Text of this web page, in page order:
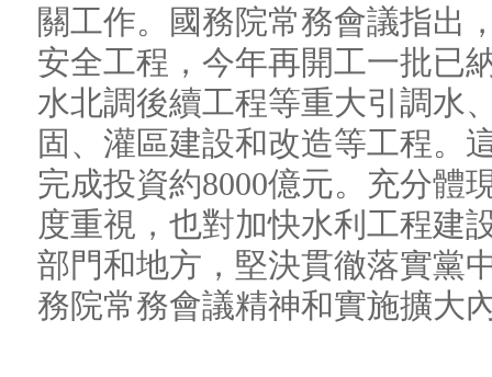
關工作。國務院常務會議指出
安全工程，今年再開工一批已
水北調後續工程等重大引調水
固、灌區建設和改造等工程。
完成投資約8000億元。充分體
度重視，也對加快水利工程建
部門和地方，堅決貫徹落實黨
務院常務會議精神和實施擴大